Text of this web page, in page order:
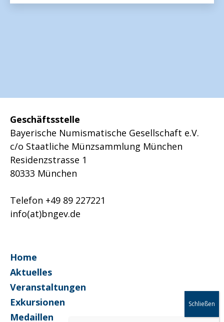
Geschäftsstelle
Bayerische Numismatische Gesellschaft e.V.
c/o Staatliche Münzsammlung München
Residenzstrasse 1
80333 München
Telefon +49 89 227221
info(at)bngev.de
Home
Aktuelles
Veranstaltungen
Exkursionen
Medaillen